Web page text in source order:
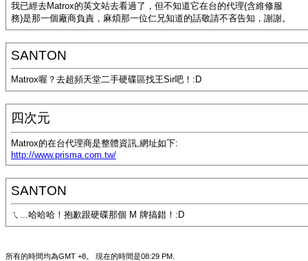
我已經去Matrox的英文站去看過了，但不知道它在台的代理(含維修服
務)是那一個廠商負責，麻煩那一位仁兄知道的話敬請不吝告知，謝謝。
SANTON
Matrox喔？去超頻天堂二手硬碟區找王Sir吧！:D
四次元
Matrox的在台代理商是整體資訊,網址如下:
http://www.prisma.com.tw/
SANTON
ㄟ...哈哈哈！抱歉跟硬碟那個 M 牌搞錯！:D
所有的時間均為GMT +8。 現在的時間是08:29 PM